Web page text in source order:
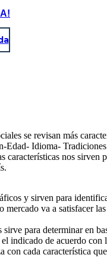
se revisan más
Edad- Idioma- Tradiciones
características nos sirven
y sirven para
mercado va a satisfacer las
para determinar en
indicado de acuerdo con
con cada característica